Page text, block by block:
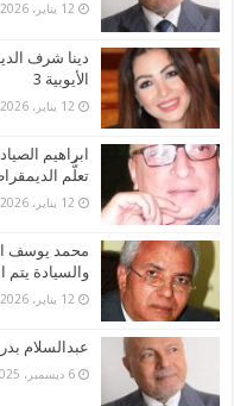
12 يناير، 2026
دينا شرف
الأيوبية 3
12 يناير، 2026
ابراهيم
تعلُّم
12 يناير، 2026
محمد يوسف
والسيادة يتم
12 يناير، 2026
عبدالسلام
6 ديسمبر، 2025